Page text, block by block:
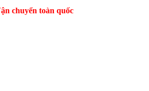
chuyển toàn quốc